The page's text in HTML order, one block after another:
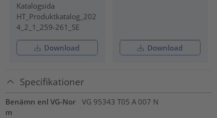
Katalogsida
HT_Produktkatalog_202
4_2_1_259-261_SE
Download Download
Specifikationer
Benämn enl VG-Nor
m
VG 95343 T05 A 007 N